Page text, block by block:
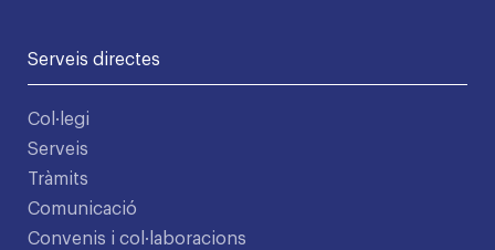
Serveis directes
Col·legi
Serveis
Tràmits
Comunicació
Convenis i col·laboracions